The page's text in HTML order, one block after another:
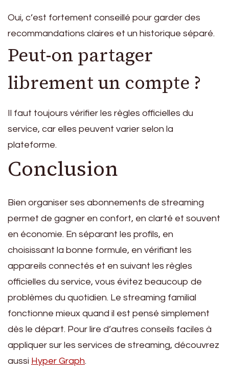
Oui, c’est fortement conseillé pour garder des
recommandations claires et un historique séparé.
Peut-on partager
librement un compte ?
Il faut toujours vérifier les règles officielles du
service, car elles peuvent varier selon la
plateforme.
Conclusion
Bien organiser ses abonnements de streaming
permet de gagner en confort, en clarté et souvent
en économie. En séparant les profils, en
choisissant la bonne formule, en vérifiant les
appareils connectés et en suivant les règles
officielles du service, vous évitez beaucoup de
problèmes du quotidien. Le streaming familial
fonctionne mieux quand il est pensé simplement
dès le départ. Pour lire d’autres conseils faciles à
appliquer sur les services de streaming, découvrez
aussi Hyper Graph.